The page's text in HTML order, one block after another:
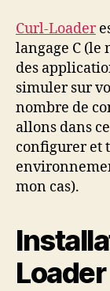
Curl-Loader
langage C
des
simuler sur
nombre de
allons dans
configurer et
mon cas).
Loader